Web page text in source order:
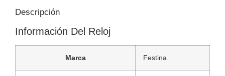
Descripción
Información Del Reloj
Marca Festina